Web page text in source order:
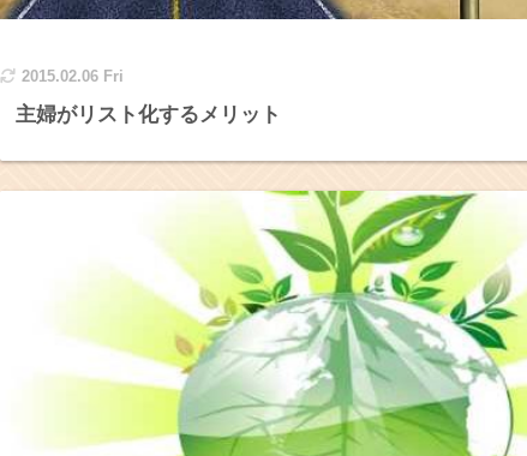
2015.02.06 Fri
主婦がリスト化するメリット